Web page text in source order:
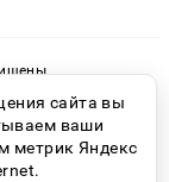
сайта вы
ваши
метрик Яндекс